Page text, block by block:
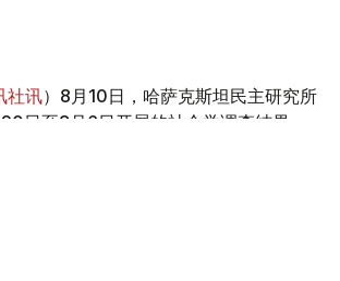
社讯）8月10日，哈萨克斯坦民主研究所
日至8月6日开展的社会学调查结果。